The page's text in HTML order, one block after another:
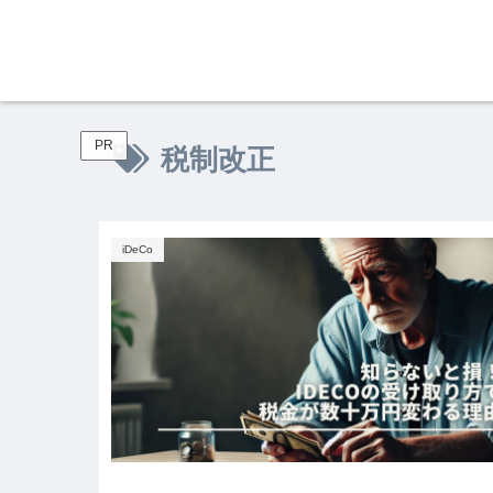
PR 税制改正
iDeCo